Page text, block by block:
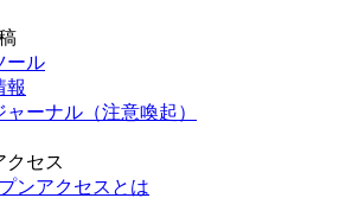
ール
報
ーナル（注意喚起）
クセス
ンアクセスとは